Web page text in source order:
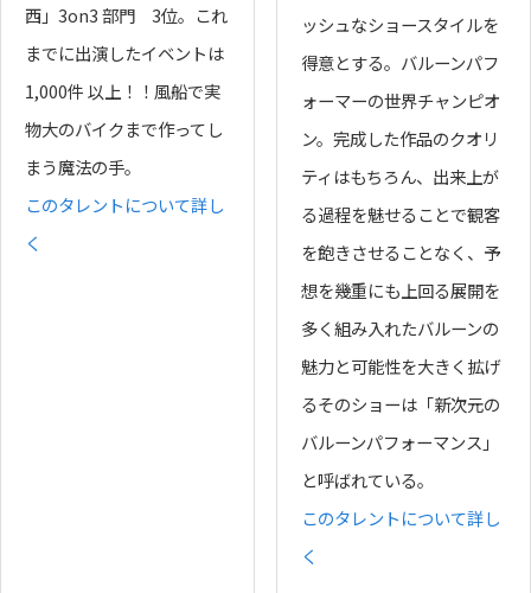
西」3on3 部門 3位。これ
までに出演したイベントは
1,000件 以上！！風船で実
物大のバイクまで作ってし
まう魔法の手。
このタレントについて詳し
く
ッシュなショースタイルを
得意とする。バルーンパフ
ォーマーの世界チャンピオ
ン。完成した作品のクオリ
ティはもちろん、出来上が
る過程を魅せることで観客
を飽きさせることなく、予
想を幾重にも上回る展開を
多く組み入れたバルーンの
魅力と可能性を大きく拡げ
るそのショーは「新次元の
バルーンパフォーマンス」
と呼ばれている。
このタレントについて詳し
く